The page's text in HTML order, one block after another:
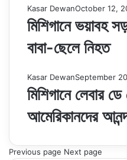
Kasar DewanOctober 12,
মিশিগানে ভয়াবহ
বাবা-ছেলে নিহত
Kasar DewanSeptember
মিশিগানে লেবার
আমেরিকানদের
Previous page Next page